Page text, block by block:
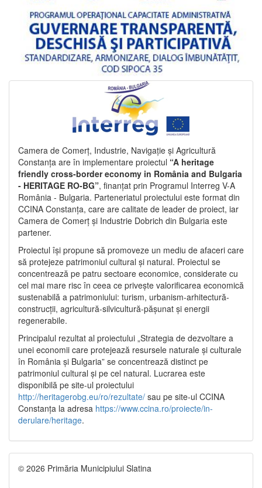
Camera de Comerț, Industrie, Navigație și Agricultură
Constanța are în implementare proiectul “A heritage
friendly cross-border economy in România and Bulgaria
- HERITAGE RO-BG”, finanțat prin Programul Interreg V-A
România - Bulgaria. Parteneriatul proiectului este format din
CCINA Constanța, care are calitate de leader de proiect, iar
Camera de Comerț și Industrie Dobrich din Bulgaria este
partener.
Proiectul își propune să promoveze un mediu de afaceri care
să protejeze patrimoniul cultural și natural. Proiectul se
concentrează pe patru sectoare economice, considerate cu
cel mai mare risc în ceea ce privește valorificarea economică
sustenabilă a patrimoniului: turism, urbanism-arhitectură-
construcții, agricultură-silvicultură-pășunat și energii
regenerabile.
Principalul rezultat al proiectului „Strategia de dezvoltare a
unei economii care protejează resursele naturale și culturale
în România și Bulgaria” se concentrează distinct pe
patrimoniul cultural și pe cel natural. Lucrarea este
disponibilă pe site-ul proiectului
http://heritagerobg.eu/ro/rezultate/ sau pe site-ul CCINA
Constanța la adresa https://www.ccina.ro/proiecte/in-
derulare/heritage.
© 2026 Primăria Municipiului Slatina